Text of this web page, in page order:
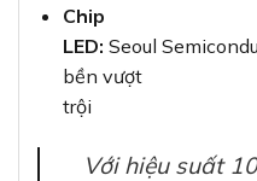
Chip
LED: Seoul
bền vượt
trội
Với hiệu suất